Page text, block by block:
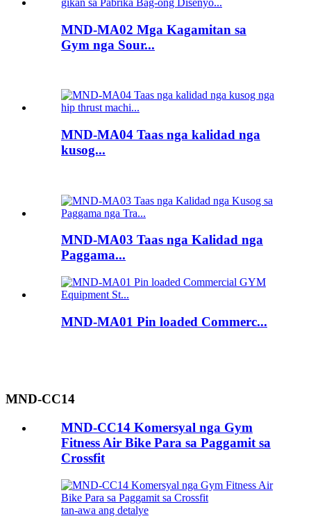
MND-MA02 Mga Kagamitan sa
Gym nga Sour...
MND-MA04 Taas nga kalidad nga
kusog...
MND-MA03 Taas nga Kalidad nga
Paggama...
MND-MA01 Pin loaded Commerc...
MND-CC14
MND-CC14 Komersyal nga Gym
Fitness Air Bike Para sa Paggamit sa
Crossfit
tan-awa ang detalye